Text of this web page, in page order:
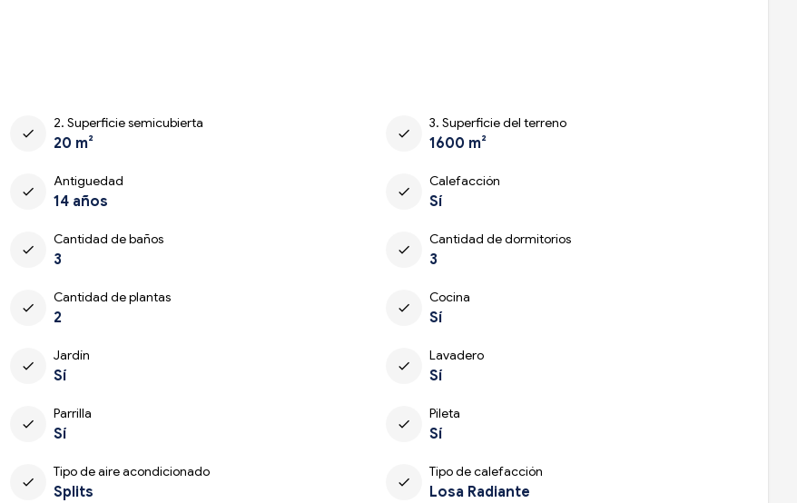
check
2. Superficie semicubierta
20 m²
check
3. Superficie del terreno
1600 m²
check
Antiguedad
14 años
check
Calefacción
Sí
check
Cantidad de baños
3
check
Cantidad de dormitorios
3
check
Cantidad de plantas
2
check
Cocina
Sí
check
Jardín
Sí
check
Lavadero
Sí
check
Parrilla
Sí
check
Pileta
Sí
check
Tipo de aire acondicionado
Splits
check
Tipo de calefacción
Losa Radiante